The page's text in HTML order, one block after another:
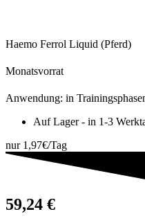
Haemo Ferrol Liquid (Pferd)
Monatsvorrat
Anwendung: in
Auf Lager - in 1-3
nur 1,97€/Tag
59,24 €